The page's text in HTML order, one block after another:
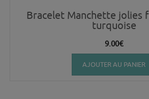
Bracelet Manchette jolies
turquoise
9.00€
AJOUTER AU PANIER